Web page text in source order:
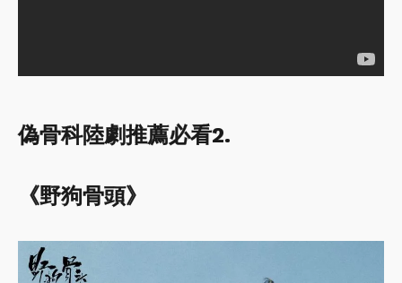
偽骨科陸劇推薦必看2.
《野狗骨頭》